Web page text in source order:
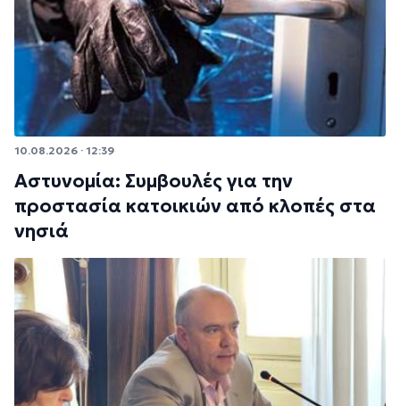
10.08.2026 · 12:39
Αστυνομία: Συμβουλές για την
προστασία κατοικιών από κλοπές στα
νησιά